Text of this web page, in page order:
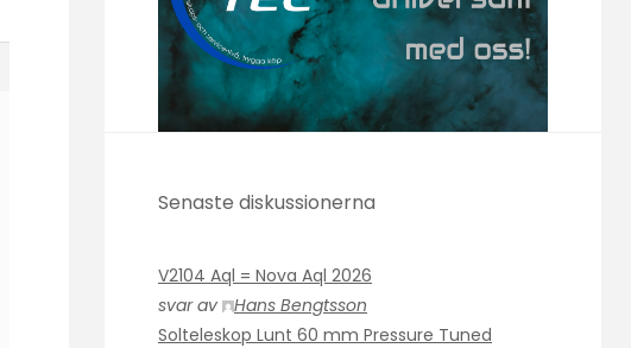
Senaste diskussionerna
V2104 Aql = Nova Aql 2026
svar av
Hans Bengtsson
Solteleskop Lunt 60 mm Pressure Tuned